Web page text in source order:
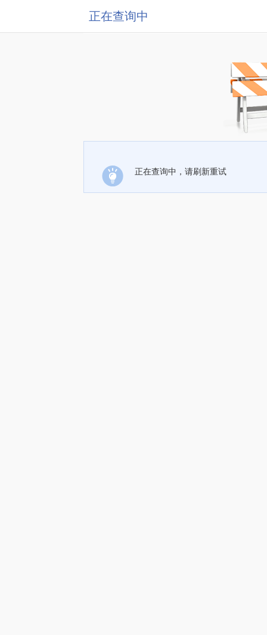
正在查询中
正在查询中，请刷新重试